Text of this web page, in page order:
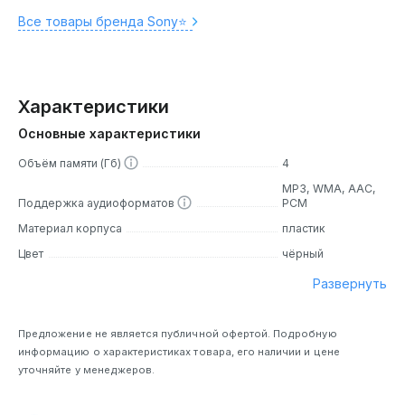
Все товары бренда Sony⭐️
Характеристики
Основные характеристики
Объём памяти (Гб) 4
Поддержка аудиоформатов
MP3, WMA, AAC,
PCM
Материал корпуса
пластик
Цвет
чёрный
Развернуть
Предложение не является публичной офертой. Подробную
информацию о характеристиках товара, его наличии и цене
уточняйте у менеджеров.